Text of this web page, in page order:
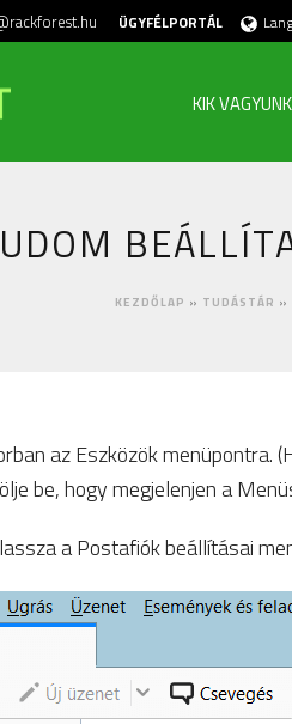
ÜGYFÉLPORTÁL
KIK
KEZDŐLAP » TUDÁSTÁR »
az Eszközök menüpontra.
be, hogy megjelenjen a
a Postafiók beállításai